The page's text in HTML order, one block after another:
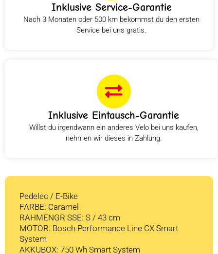
Inklusive Service-Garantie
Nach 3 Monaten oder 500 km bekommst du den ersten
Service bei uns gratis.
Inklusive Eintausch-Garantie
Willst du irgendwann ein anderes Velo bei uns kaufen,
nehmen wir dieses in Zahlung.
Pedelec / E-Bike
FARBE: Caramel
RAHMENGR SSE: S / 43 cm
MOTOR: Bosch Performance Line CX Smart
System
AKKUBOX: 750 Wh Smart System